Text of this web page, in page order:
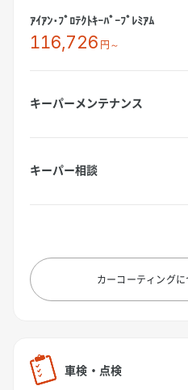
ｱｲｱﾝ･ﾌﾟﾛﾃｸﾄｷｰﾊﾟｰﾌﾟﾚﾐｱﾑ
116,726 円～
キーパーメンテナンス
キーパー相談
カーコーティング
車検・点検